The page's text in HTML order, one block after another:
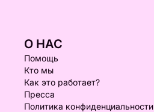
О НАС
Помощь
Кто мы
Как это работает?
Пресса
Политика конфиденциальности